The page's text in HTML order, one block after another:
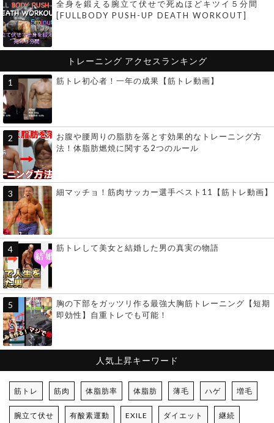
全身を鍛える腕立て伏せで死ぬほどキツイ５分間
[FULLBODY PUSH-UP DEATH WORKOUT]
トレーニング アクセスランキング
筋トレ初心者！一年の成果【筋トレ動画】
お腹や腰周りの脂肪を落とす効果的なトレーニング方
法！体脂肪燃焼に関する2つのルール
細マッチョ！筋肉サッカー選手ベスト11【筋トレ動画】
筋トレして美女と結婚した男の真実の物語
胸の下部をガッツリ作る最強大胸筋トレーニング【短期
即効性】自重トレでも可能！
人気上昇キーワード
筋トレ 筋肉 体脂肪率 体脂肪 薄毛 ハゲ 増毛
腕立て伏せ 有酸素運動 EXILE ダイエット 継続